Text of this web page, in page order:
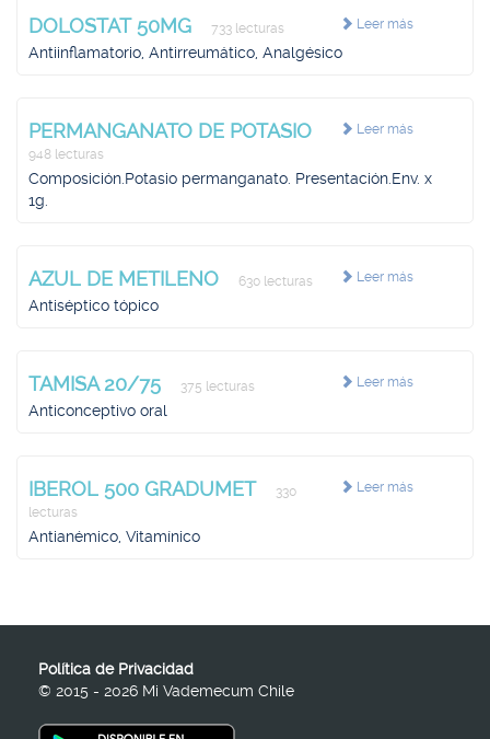
Leer más
DOLOSTAT 50MG 733 lecturas
Antiinflamatorio, Antirreumático, Analgésico
Leer más
PERMANGANATO DE POTASIO
948 lecturas
Composición.Potasio permanganato. Presentación.Env. x
1g.
Leer más
AZUL DE METILENO 630 lecturas
Antiséptico tópico
Leer más
TAMISA 20/75 375 lecturas
Anticonceptivo oral
Leer más
IBEROL 500 GRADUMET
330
lecturas
Antianémico, Vitamínico
Política de Privacidad
© 2015 - 2026 Mi Vademecum Chile